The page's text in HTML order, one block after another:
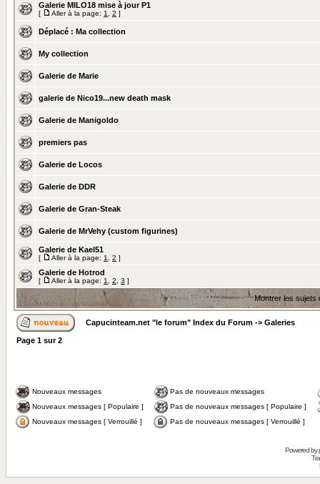
Galerie MILO18 mise à jour P1
[ Aller à la page: 1 2 ]
Déplacé : Ma collection
My collection
Galerie de Marie
galerie de Nico19...new death mask
Galerie de Manigoldo
premiers pas
Galerie de Locos
Galerie de DDR
Galerie de Gran-Steak
Galerie de MrVehy (custom figurines)
Galerie de Kael51
[ Aller à la page: 1 2 ]
Galerie de Hotrod
[ Aller à la page: 1 2 3 ]
Montrer les sujets
Capucinteam.net "le forum" Index du Forum -> Galeries
Page 1 sur2
Nouveaux messages
Pas de nouveaux messages
Nouveaux messages [ Populaire ]
Pas de nouveaux messages [ Populaire ]
Nouveaux messages [ Verrouillé ]
Pas de nouveaux messages [ Verrouillé ]
Powered by